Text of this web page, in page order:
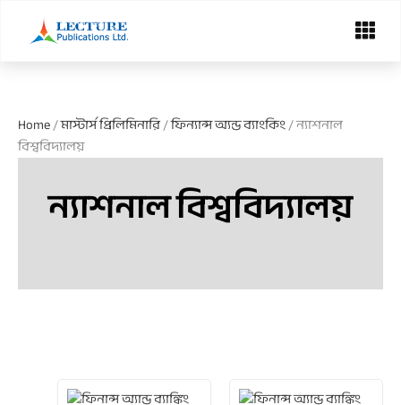
Menu
Home/মাস্টার্স প্রিলিমিনারি/ফিন্যান্স অ্যন্ড ব্যাংকিং/ ন্যাশনাল
বিশ্ববিদ্যালয়
ন্যাশনাল বিশ্ববিদ্যালয়